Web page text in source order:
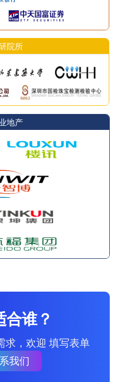
院所
地产
合谁？
求，欢迎 填写表单
我们